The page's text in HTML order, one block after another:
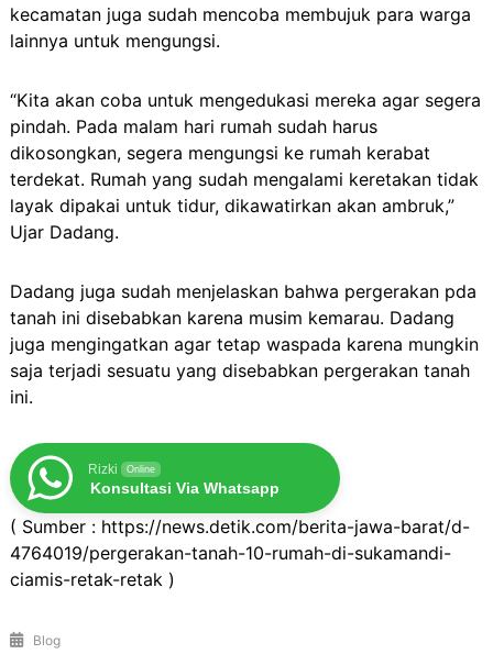
kecamatan juga sudah mencoba membujuk para warga
lainnya untuk mengungsi.
“Kita akan coba untuk mengedukasi mereka agar segera
pindah. Pada malam hari rumah sudah harus
dikosongkan, segera mengungsi ke rumah kerabat
terdekat. Rumah yang sudah mengalami keretakan tidak
layak dipakai untuk tidur, dikawatirkan akan ambruk,”
Ujar Dadang.
Dadang juga sudah menjelaskan bahwa pergerakan pda
tanah ini disebabkan karena musim kemarau. Dadang
juga mengingatkan agar tetap waspada karena mungkin
saja terjadi sesuatu yang disebabkan pergerakan tanah
ini.
Rizki Online
Konsultasi Via Whatsapp
( Sumber : https://news.detik.com/berita-jawa-barat/d-
4764019/pergerakan-tanah-10-rumah-di-sukamandi-
ciamis-retak-retak )
Blog